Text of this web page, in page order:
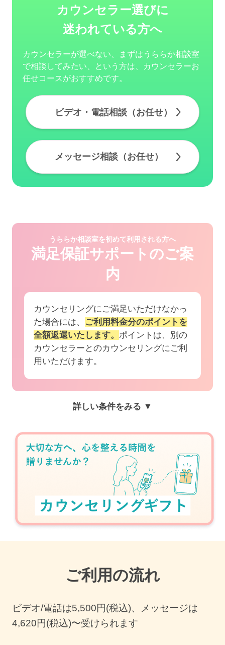
カウンセラー選びに
迷われている方へ
カウンセラーが選べない、まずはうららか相談室
で相談してみたい、という方は、カウンセラーお
任せコースがおすすめです。
ビデオ・電話相談（お任せ）
メッセージ相談（お任せ）
うららか相談室を初めて利用される方へ
満足保証サポートのご案
内
カウンセリングにご満足いただけなかっ
た場合には、
ご利用料金分のポイントを
全額返還いたします。 ポイントは、別の
カウンセラーとのカウンセリングにご利
用いただけます。
詳しい条件をみる ▼
ご利用の流れ
ビデオ/電話は5,500円(税込)、メッセージは
4,620円(税込)〜受けられます